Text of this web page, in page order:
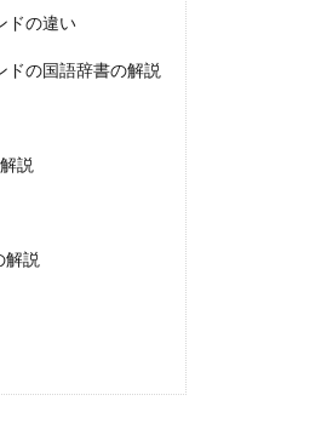
ドの違い
ドの国語辞書の解説
説
説